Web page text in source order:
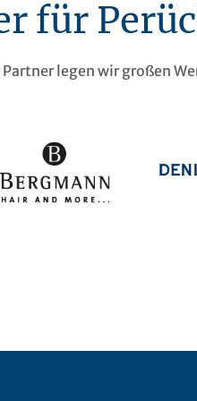
für
Partner legen wir großen